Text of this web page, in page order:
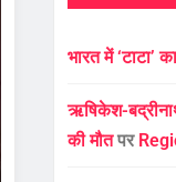
भारत में ‘टाटा’
ऋषिकेश-
की मौतपर